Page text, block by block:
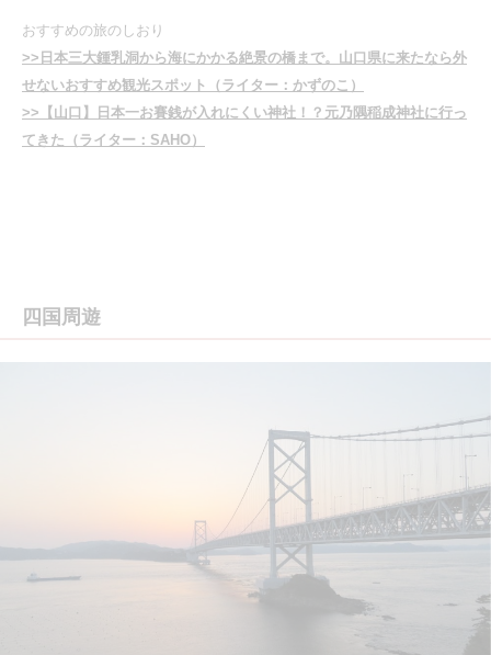
おすすめの旅のしおり
>>日本三大鍾乳洞から海にかかる絶景の橋まで。山口県に来たなら外
せないおすすめ観光スポット（ライター：かずのこ）
>>【山口】日本一お賽銭が入れにくい神社！？元乃隅稲成神社に行っ
てきた（ライター：SAHO）
四国周遊